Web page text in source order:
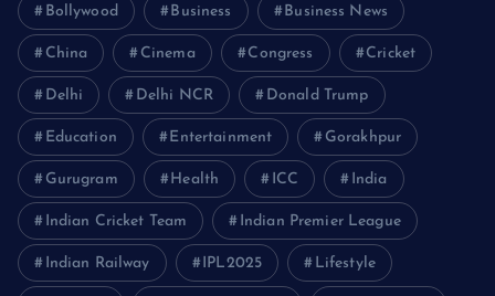
Bollywood Business Business News
China Cinema Congress Cricket
Delhi Delhi NCR Donald Trump
Education Entertainment Gorakhpur
Gurugram Health ICC India
Indian Cricket Team Indian Premier League
Indian Railway IPL2025 Lifestyle